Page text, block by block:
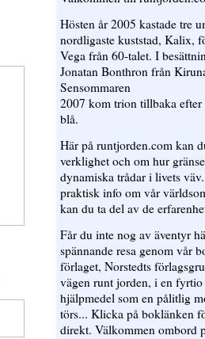
Hösten år 2005 kastade tre
nordligaste kuststad, Kalix,
Vega från 60-talet. I
Jonatan Bonthron från
Sensommaren
2007 kom trion tillbaka efter
blå.
Här på runtjorden.com kan
verklighet och om hur
dynamiska trådar i livets
praktisk info om vår
kan du ta del av de
Får du inte nog av äventyr
spännande resa genom vår
förlaget, Norstedts
vägen runt jorden, i en
hjälpmedel som en pålitlig
törs... Klicka på boklänken
direkt. Välkommen ombord